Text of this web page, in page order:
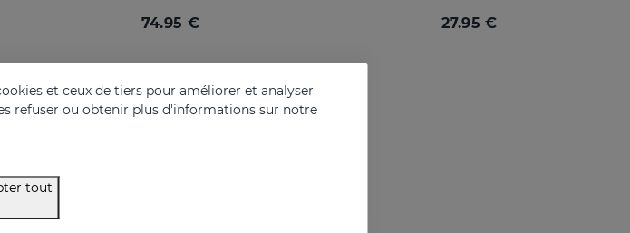
74.95 € 27.95 €
et ceux de tiers pour améliorer et analyser
refuser ou obtenir plus d'informations sur notre
tout